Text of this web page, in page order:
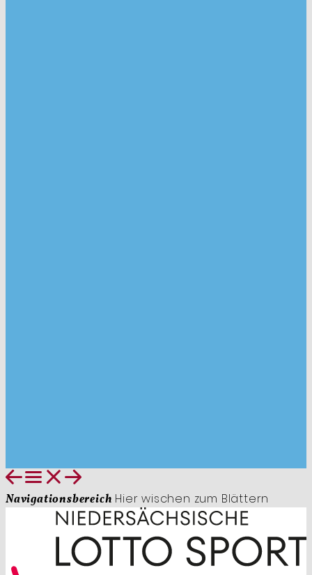
Navigationsbereich Hier wischen zum Blättern